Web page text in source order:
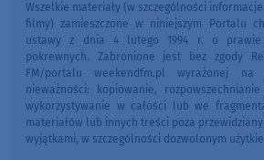
Wszelkie materiały (w szczególności
filmy) zamieszczone w niniejszym Portalu
ustawy z dnia 4 lutego 1994 r. o
pokrewnych. Zabronione jest bez zgody
FM/portalu weekendfm.pl wyrażonej
nieważności: kopiowanie,
wykorzystywanie w całości lub we
materiałów lub innych treści poza
wyjątkami, w szczególności dozwolonym